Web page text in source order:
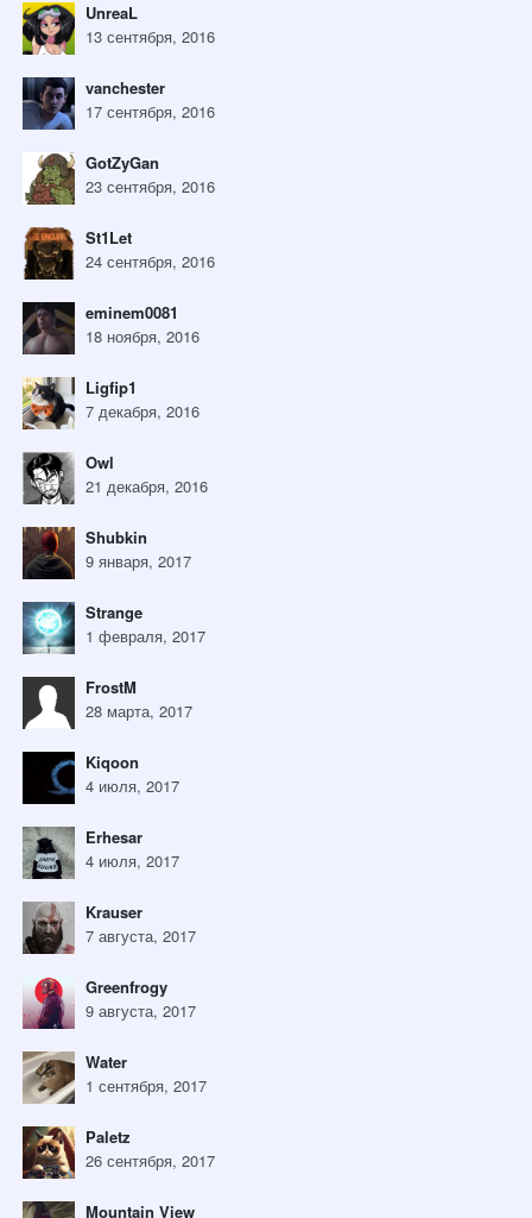
UnreaL
13 сентября, 2016
vanchester
17 сентября, 2016
GotZyGan
23 сентября, 2016
St1Let
24 сентября, 2016
eminem0081
18 ноября, 2016
Ligfip1
7 декабря, 2016
Owl
21 декабря, 2016
Shubkin
9 января, 2017
Strange
1 февраля, 2017
FrostM
28 марта, 2017
Kiqoon
4 июля, 2017
Erhesar
4 июля, 2017
Krauser
7 августа, 2017
Greenfrogy
9 августа, 2017
Water
1 сентября, 2017
Paletz
26 сентября, 2017
Mountain View